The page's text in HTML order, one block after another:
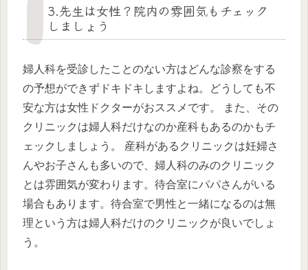
3.先生は女性？院内の雰囲気もチェック
しましょう
婦人科を受診したことのない方はどんな診察をする
の予想ができずドキドキしますよね。どうしても不
安な方は女性ドクターがおススメです。 また、その
クリニックは婦人科だけなのか産科もあるのかもチ
ェックしましょう。 産科があるクリニックは妊婦さ
んやお子さんも多いので、婦人科のみのクリニック
とは雰囲気が変わります。待合室にパパさんがいる
場合もあります。待合室で男性と一緒になるのは無
理という方は婦人科だけのクリニックが良いでしょ
う。